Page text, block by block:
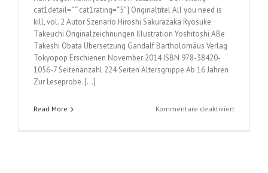
cat1detail=“ “ cat1rating=“5″] Originaltitel All you need is
kill, vol. 2 Autor Szenario Hiroshi Sakurazaka Ryosuke
Takeuchi Originalzeichnungen Illustration Yoshitoshi ABe
Takeshi Obata Übersetzung Gandalf Bartholomäus Verlag
Tokyopop Erschienen November 2014 ISBN 978-38420-
1056-7 Seitenanzahl 224 Seiten Altersgruppe Ab 16 Jahren
Zur Leseprobe. […]
Read More Kommentare deaktiviertfür